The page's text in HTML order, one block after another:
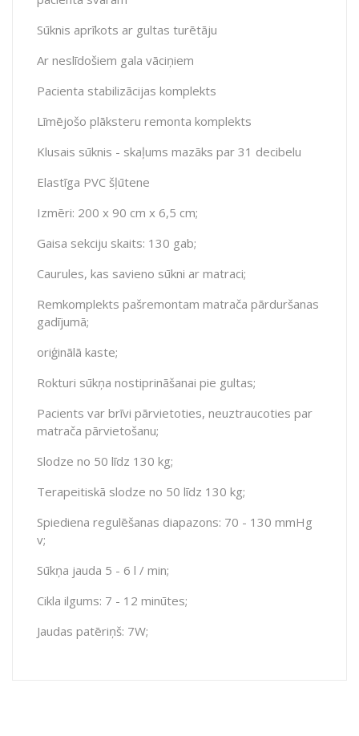
Sūknis aprīkots ar gultas turētāju
Ar neslīdošiem gala vāciņiem
Pacienta stabilizācijas komplekts
Līmējošo plāksteru remonta komplekts
Klusais sūknis - skaļums mazāks par 31 decibelu
Elastīga PVC šļūtene
Izmēri: 200 x 90 cm x 6,5 cm;
Gaisa sekciju skaits: 130 gab;
Caurules, kas savieno sūkni ar matraci;
Remkomplekts pašremontam matrača pārduršanas
gadījumā;
oriģinālā kaste;
Rokturi sūkņa nostiprināšanai pie gultas;
Pacients var brīvi pārvietoties, neuztraucoties par
matrača pārvietošanu;
Slodze no 50 līdz 130 kg;
Terapeitiskā slodze no 50 līdz 130 kg;
Spiediena regulēšanas diapazons: 70 - 130 mmHg
v;
Sūkņa jauda 5 - 6 l / min;
Cikla ilgums: 7 - 12 minūtes;
Jaudas patēriņš: 7W;